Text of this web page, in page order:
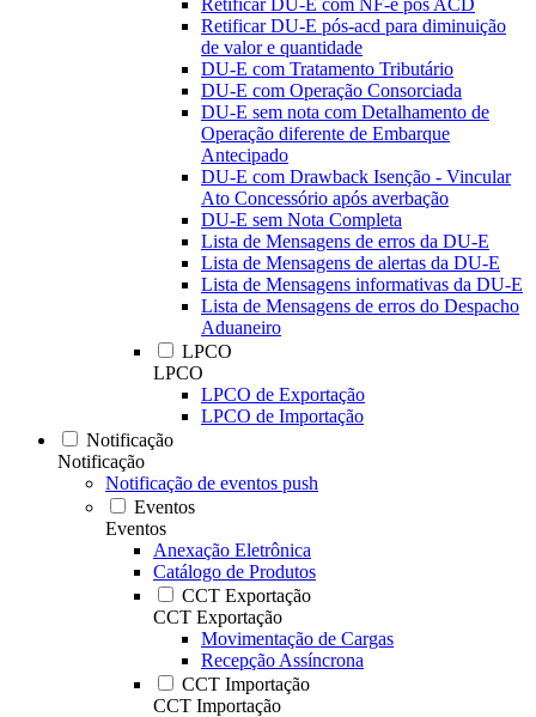
Retificar DU-E com NF-e pós ACD
Retificar DU-E pós-acd para diminuição
de valor e quantidade
DU-E com Tratamento Tributário
DU-E com Operação Consorciada
DU-E sem nota com Detalhamento de
Operação diferente de Embarque
Antecipado
DU-E com Drawback Isenção - Vincular
Ato Concessório após averbação
DU-E sem Nota Completa
Lista de Mensagens de erros da DU-E
Lista de Mensagens de alertas da DU-E
Lista de Mensagens informativas da DU-E
Lista de Mensagens de erros do Despacho
Aduaneiro
LPCO
LPCO
LPCO de Exportação
LPCO de Importação
Notificação
Notificação
Notificação de eventos push
Eventos
Eventos
Anexação Eletrônica
Catálogo de Produtos
CCT Exportação
CCT Exportação
Movimentação de Cargas
Recepção Assíncrona
CCT Importação
CCT Importação